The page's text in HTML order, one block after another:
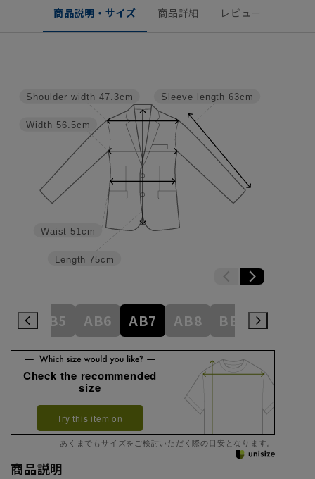
商品説明・サイズ 商品詳細 レビュー
Sleeve length 63cm
Length 75cm
Waist 51cm
Width 56.5cm
Shoulder width 47.3cm
AB5 AB6 AB7 AB8 BE3 BE4
Check the recommended
size
Try this item on
あくまでもサイズをご検討いただく際の目安となります。
商品説明